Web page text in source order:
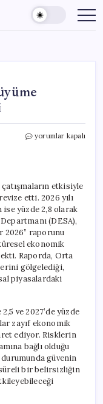
BM,
Aşağı
Çekti
için
yorumlar kapalı
etkisiyle
etti. 2026 yılı
yüzde 2,8 olarak
(DESA),
2026” raporunu
ekonomik
Raporda, Orta
gölgelediği,
piyasalardaki
ve 2027’de yüzde
zayıf ekonomik
ediyor. Risklerin
bağlı olduğu
güvenin
bir belirsizliğin